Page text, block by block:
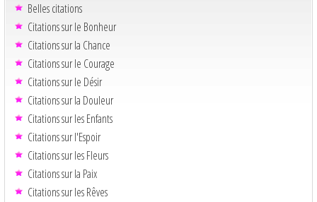
Belles citations
Citations sur le Bonheur
Citations sur la Chance
Citations sur le Courage
Citations sur le Désir
Citations sur la Douleur
Citations sur les Enfants
Citations sur l'Espoir
Citations sur les Fleurs
Citations sur la Paix
Citations sur les Rêves